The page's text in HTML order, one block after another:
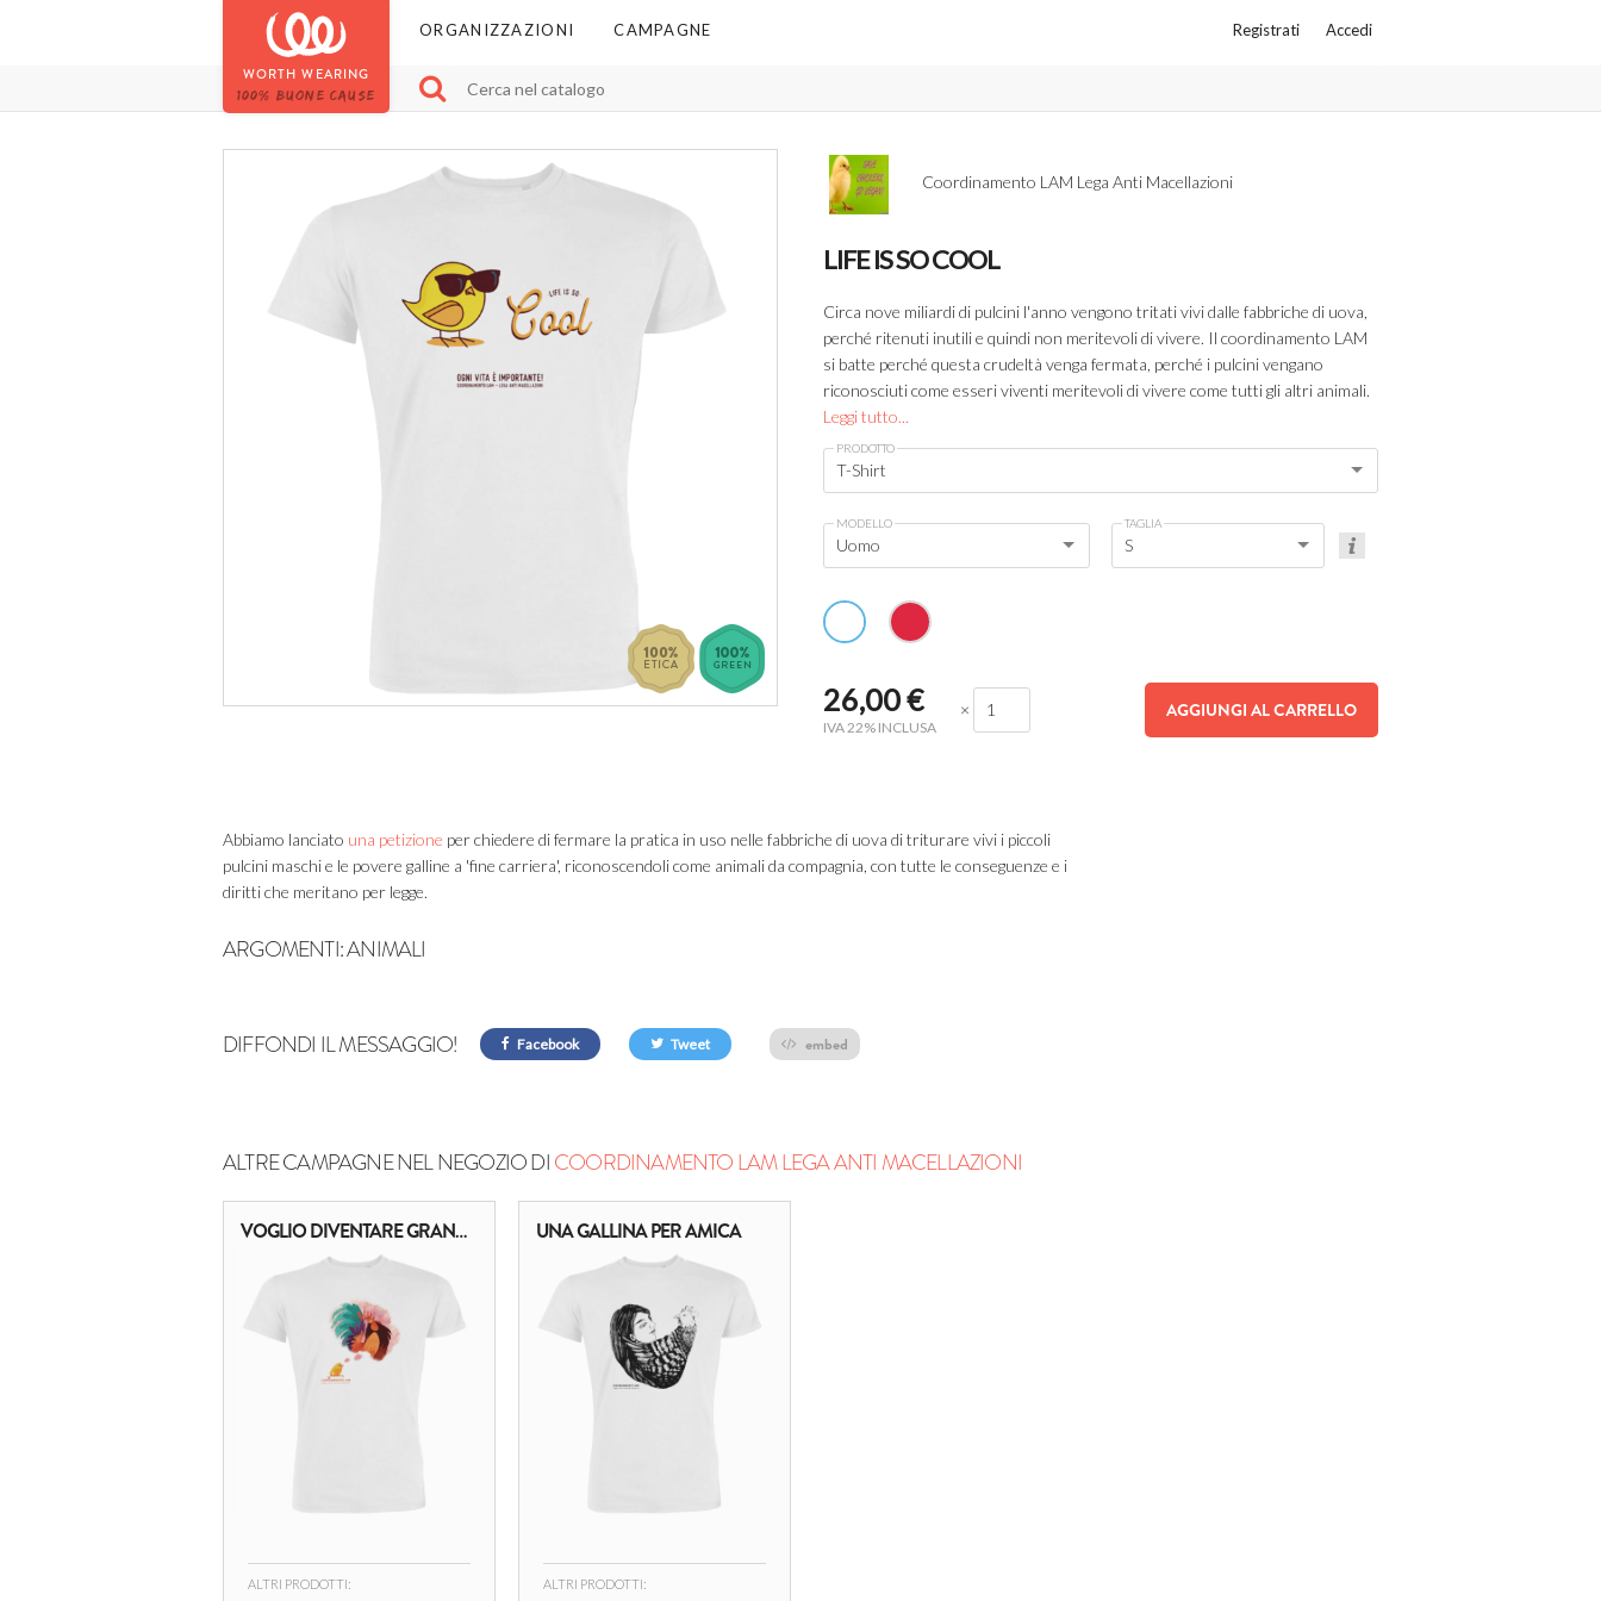
WORTH WEARING
100% BUONE CAUSE
Registrati Accedi
ORGANIZZAZIONI CAMPAGNE
Coordinamento LAM Lega Anti Macellazioni
LIFE IS SO COOL
Circa nove miliardi di pulcini l'anno vengono tritati vivi dalle fabbriche di uova,
perché ritenuti inutili e quindi non meritevoli di vivere. Il coordinamento LAM
si batte perché questa crudeltà venga fermata, perché i pulcini vengano
riconosciuti come esseri viventi meritevoli di vivere come tutti gli altri animali.
Leggi tutto...
PRODOTTO
T-Shirt
MODELLO
Uomo
TAGLIA
S
26,00€
IVA 22% INCLUSA
× AGGIUNGI AL CARRELLO
Abbiamo lanciato una petizione per chiedere di fermare la pratica in uso nelle fabbriche di uova di triturare vivi i piccoli
pulcini maschi e le povere galline a 'fine carriera', riconoscendoli come animali da compagnia, con tutte le conseguenze e i
diritti che meritano per legge.
ARGOMENTI:ANIMALI
DIFFONDI IL MESSAGGIO! Facebook Tweet embed
ALTRE CAMPAGNE NEL NEGOZIO DICOORDINAMENTO LAM LEGA ANTI MACELLAZIONI
VOGLIO DIVENTARE GRANDE
ALTRI PRODOTTI:
UNA GALLINA PER AMICA
ALTRI PRODOTTI: